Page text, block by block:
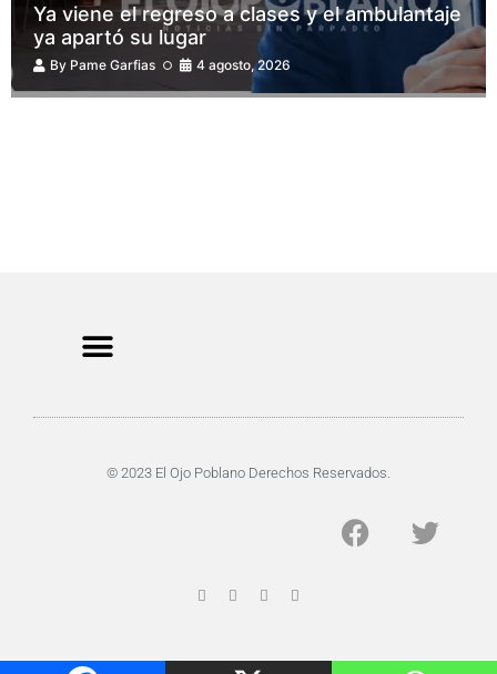
Ya viene el regreso a clases y el ambulantaje
ya apartó su lugar
By Pame Garfias 4 agosto, 2026
© 2023 El Ojo Poblano Derechos Reservados.